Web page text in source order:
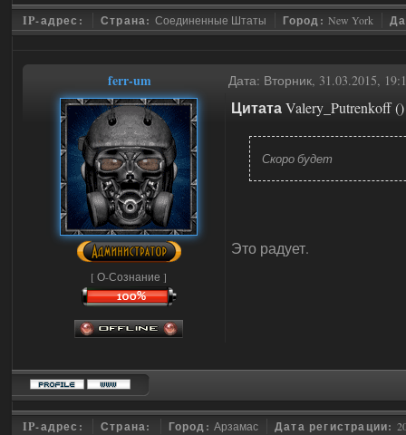
IP-адрес: Страна: Соединенные Штаты Город:New York
ferr-um Дата: Вторник, 31.03.2015,
[ О-Сознание ]
ЦитатаValery_Putrenkoff()
Скоро будет
Это радует.
IP-адрес: Страна: Город:Арзамас Дата регистрации: